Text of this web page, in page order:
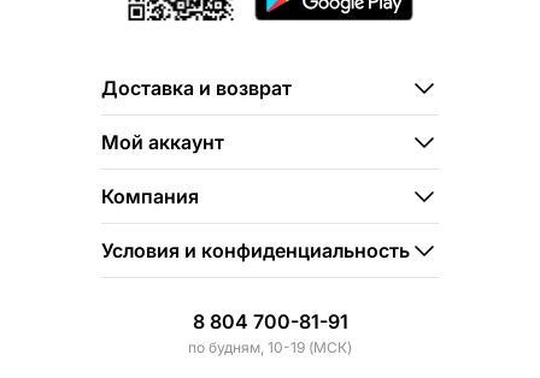
Доставка и возврат
Мой аккаунт
Компания
Условия и конфиденциальность
8 804 700-81-91
по будням, 10-19 (МСК)